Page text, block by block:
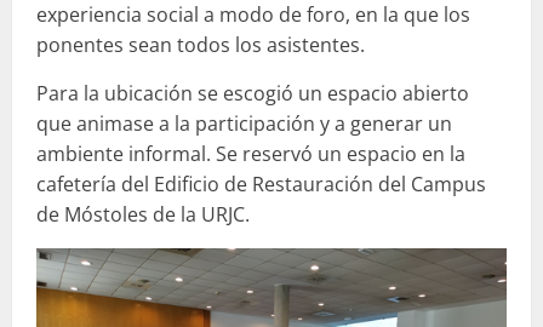
experiencia social a modo de foro, en la que los
ponentes sean todos los asistentes.
Para la ubicación se escogió un espacio abierto
que animase a la participación y a generar un
ambiente informal. Se reservó un espacio en la
cafetería del Edificio de Restauración del Campus
de Móstoles de la URJC.